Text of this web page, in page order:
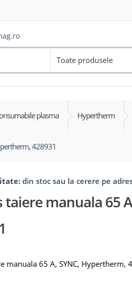
Toate produsele
plasma Hypertherm
428931
din stoc sau la cerere pe
taiere manuala 65
manuala 65 A, SYNC, Hypertherm,